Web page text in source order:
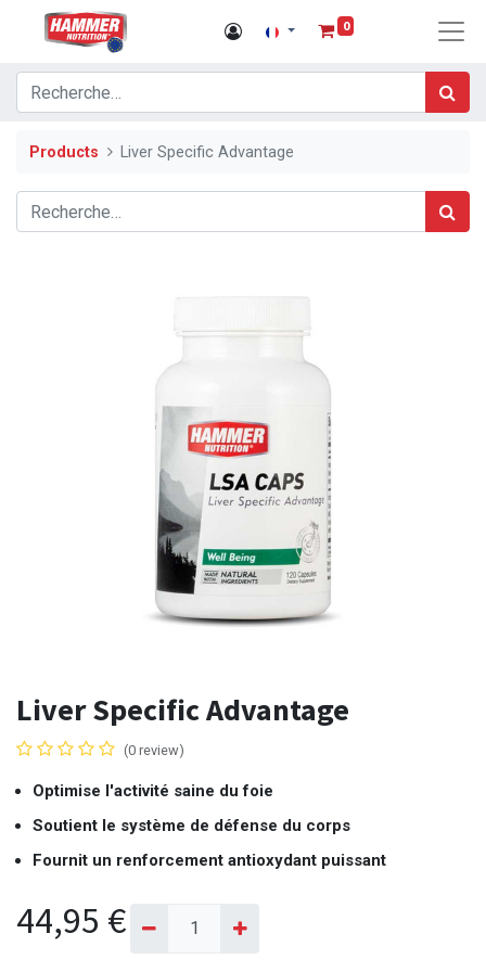
0
Products Liver Specific Advantage
Liver Specific Advantage
(0 review)
Optimise l'activité saine du foie
Soutient le système de défense du corps
Fournit un renforcement antioxydant puissant
44,95 €